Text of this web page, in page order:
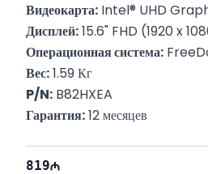
Видеокарта: Intel® UHD
Дисплей: 15.6" FHD (1920 x
Операционная система:
Вес: 1.59 Кг
P/N: B82HXEA
Гарантия: 12 месяцев
819